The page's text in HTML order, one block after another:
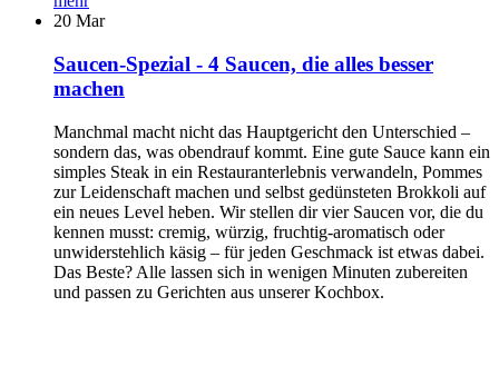
20 Mar
Saucen-Spezial - 4 Saucen, die alles besser
machen
Manchmal macht nicht das Hauptgericht den Unterschied –
sondern das, was obendrauf kommt. Eine gute Sauce kann ein
simples Steak in ein Restauranterlebnis verwandeln, Pommes
zur Leidenschaft machen und selbst gedünsteten Brokkoli auf
ein neues Level heben. Wir stellen dir vier Saucen vor, die du
kennen musst: cremig, würzig, fruchtig-aromatisch oder
unwiderstehlich käsig – für jeden Geschmack ist etwas dabei.
Das Beste? Alle lassen sich in wenigen Minuten zubereiten
und passen zu Gerichten aus unserer Kochbox.